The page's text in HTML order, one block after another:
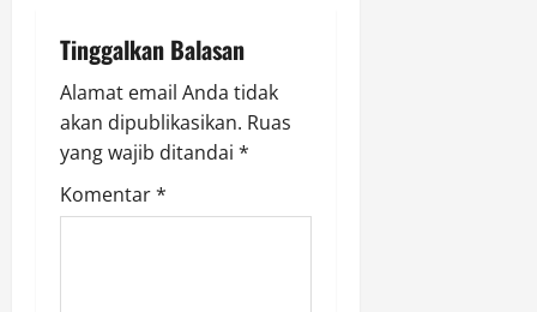
g
a
t
i
Tinggalkan Balasan
Alamat email Anda tidak
akan dipublikasikan. Ruas
yang wajib ditandai *
Komentar*